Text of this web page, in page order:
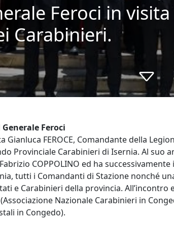
Feroci in
Carabinieri.
Feroci
Gianluca FEROCE, Comandante della
Provinciale Carabinieri di Isernia. Al suo
COPPOLINO ed ha
tutti i Comandanti di Stazione nonché
e Carabinieri della provincia. All’incontro
Nazionale Carabinieri in
in Congedo).